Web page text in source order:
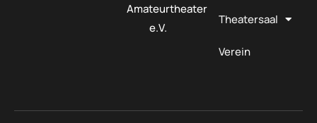
Amateurtheater
e.V.
Theatersaal
Verein